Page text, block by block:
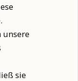
unsere
sie